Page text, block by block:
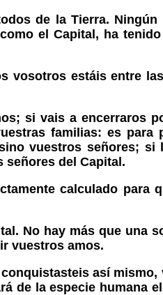
de la Tierra.
el Capital, ha
vosotros estáis entre
si vais a encerraros
familias: es para
vuestros señores; si
señores del Capital.
calculado para
No hay más que una
vuestros amos.
así mismo,
de la especie humana